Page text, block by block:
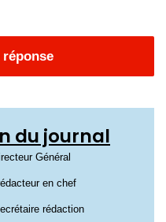
du journal
Général
en chef
rédaction